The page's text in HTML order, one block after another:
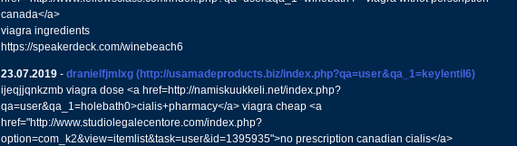
canada</a>
viagra ingredients
https://speakerdeck.com/winebeach6
23.07.2019 - dranielfjmlxg (http://usamadeproducts.biz/index.php?qa=user&qa_1=keylentil6)
ijeqjjqnkzmb viagra dose <a href=http://namiskuukkeli.net/index.php?
qa=user&qa_1=holebath0>cialis+pharmacy</a> viagra cheap <a
href="http://www.studiolegalecentore.com/index.php?
option=com_k2&view=itemlist&task=user&id=1395935">no prescription canadian cialis</a>